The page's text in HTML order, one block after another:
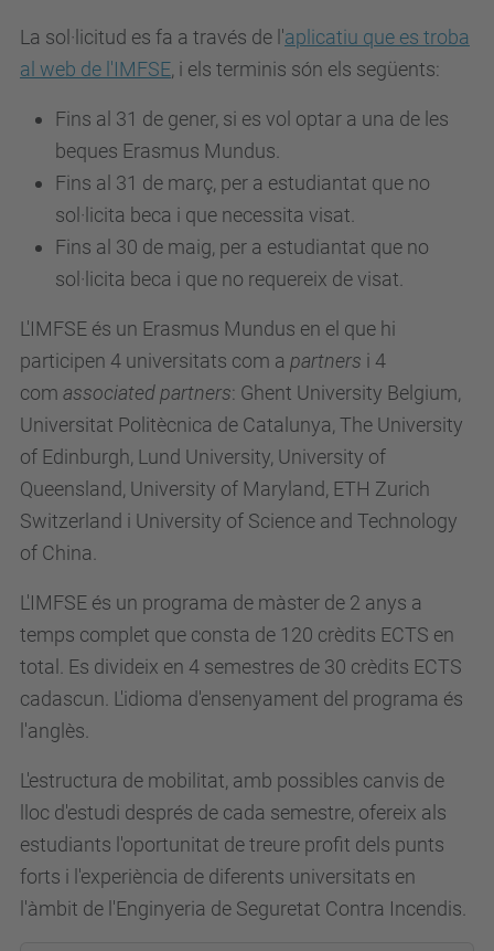
La sol·licitud es fa a través de l'aplicatiu que es troba
al web de l'IMFSE, i els terminis són els següents:
Fins al 31 de gener, si es vol optar a una de les
beques Erasmus Mundus.
Fins al 31 de març, per a estudiantat que no
sol·licita beca i que necessita visat.
Fins al 30 de maig, per a estudiantat que no
sol·licita beca i que no requereix de visat.
L'IMFSE és un Erasmus Mundus en el que hi
participen 4 universitats com a partners i 4
com associated partners: Ghent University Belgium,
Universitat Politècnica de Catalunya, The University
of Edinburgh, Lund University, University of
Queensland, University of Maryland, ETH Zurich
Switzerland i University of Science and Technology
of China.
L'IMFSE és un programa de màster de 2 anys a
temps complet que consta de 120 crèdits ECTS en
total. Es divideix en 4 semestres de 30 crèdits ECTS
cadascun. L'idioma d'ensenyament del programa és
l'anglès.
L'estructura de mobilitat, amb possibles canvis de
lloc d'estudi després de cada semestre, ofereix als
estudiants l'oportunitat de treure profit dels punts
forts i l'experiència de diferents universitats en
l'àmbit de l'Enginyeria de Seguretat Contra Incendis.